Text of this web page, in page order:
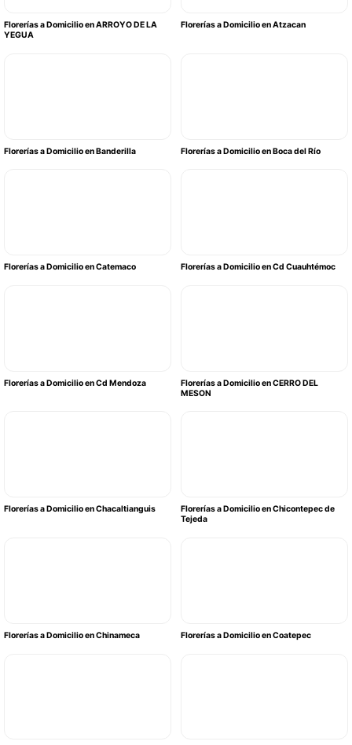
Florerías a Domicilio en ARROYO DE LA
YEGUA
Florerías a Domicilio en Atzacan
Florerías a Domicilio en Banderilla Florerías a Domicilio en Boca del Río
Florerías a Domicilio en Catemaco Florerías a Domicilio en Cd Cuauhtémoc
Florerías a Domicilio en Cd Mendoza
Florerías a Domicilio en CERRO DEL
MESON
Florerías a Domicilio en Chacaltianguis
Florerías a Domicilio en Chicontepec de
Tejeda
Florerías a Domicilio en Chinameca Florerías a Domicilio en Coatepec